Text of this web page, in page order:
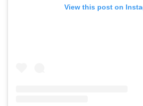
View this post on